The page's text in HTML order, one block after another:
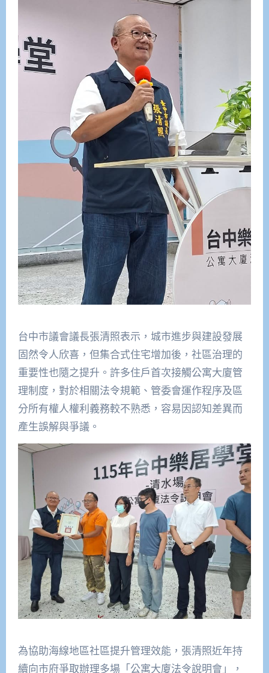
台中市議會議長張清照表示，城市進步與建設發展
固然令人欣喜，但集合式住宅增加後，社區治理的
重要性也隨之提升。許多住戶首次接觸公寓大廈管
理制度，對於相關法令規範、管委會運作程序及區
分所有權人權利義務較不熟悉，容易因認知差異而
產生誤解與爭議。
為協助海線地區社區提升管理效能，張清照近年持
續向市府爭取辦理多場「公寓大廈法令說明會」，